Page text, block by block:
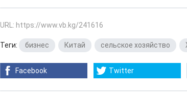
URL: https://www.vb.kg/241616
Теги: бизнес Китай сельское хозяйство
Facebook Twitter